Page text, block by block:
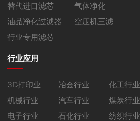
替代进口滤芯 气体净化
油品净化过滤器
空压机三滤
行业专用滤芯
行业应用
3D打印业 冶金行业 化工行业
机械行业
汽车行业 煤炭行业
电子行业
石化行业 纺织行业